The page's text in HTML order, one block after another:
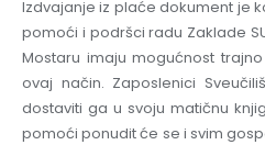
Izdvajanje iz plaće dokument je
pomoći i podršci radu Zaklade
Mostaru imaju mogućnost
ovaj način. Zaposlenici
dostaviti ga u svoju matičnu
pomoći ponudit će se i svim